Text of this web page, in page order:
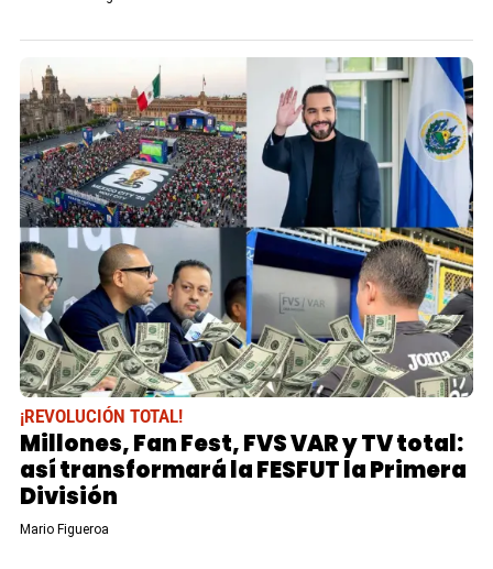
¡REVOLUCIÓN TOTAL!
Millones, Fan Fest, FVS VAR y TV total:
así transformará la FESFUT la Primera
División
Mario Figueroa